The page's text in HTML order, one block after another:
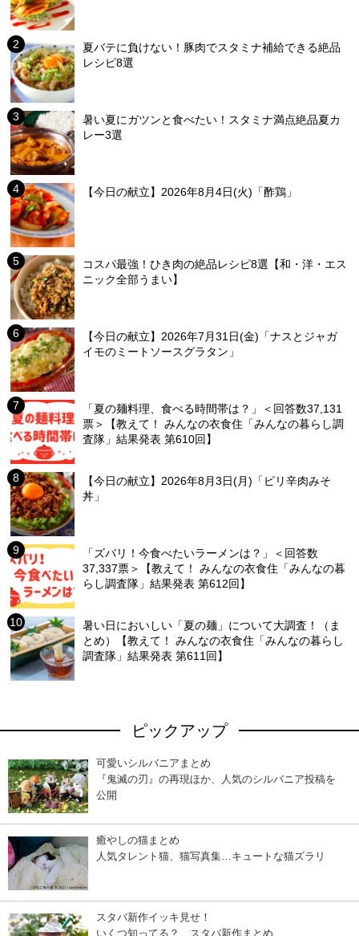
夏バテに負けない！豚肉でスタミナ補給できる絶品
レシピ8選
暑い夏にガツンと食べたい！スタミナ満点絶品夏カ
レー3選
【今日の献立】2026年8月4日(火)「酢鶏」
コスパ最強！ひき肉の絶品レシピ8選【和・洋・エス
ニック全部うまい】
【今日の献立】2026年7月31日(金)「ナスとジャガ
イモのミートソースグラタン」
「夏の麺料理、食べる時間帯は？」＜回答数37,131
票＞【教えて！ みんなの衣食住「みんなの暮らし調
査隊」結果発表 第610回】
【今日の献立】2026年8月3日(月)「ピリ辛肉みそ
丼」
「ズバリ！今食べたいラーメンは？」＜回答数
37,337票＞【教えて！ みんなの衣食住「みんなの暮
らし調査隊」結果発表 第612回】
暑い日においしい「夏の麺」について大調査！（ま
とめ）【教えて！ みんなの衣食住「みんなの暮らし
調査隊」結果発表 第611回】
ピックアップ
可愛いシルバニアまとめ
『鬼滅の刃』の再現ほか、人気のシルバニア投稿を
公開
癒やしの猫まとめ
人気タレント猫、猫写真集…キュートな猫ズラリ
スタバ新作イッキ見せ！
いくつ知ってる？ スタバ新作まとめ